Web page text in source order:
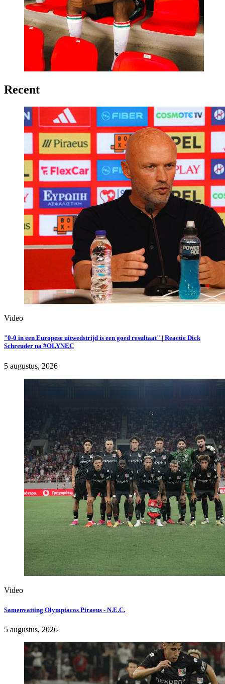
Recent
Video
"0-0 in een Europese uitwedstrijd is een goed resultaat" | Reactie Dick
Schreuder na #OLYNEC
5 augustus, 2026
Video
Samenvatting Olympiacos Piraeus - N.E.C.
5 augustus, 2026